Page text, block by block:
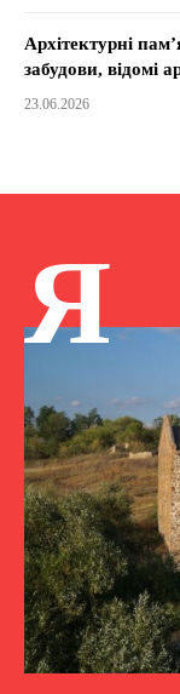
Архітектурні
забудови, відомі
23.06.2026
Я